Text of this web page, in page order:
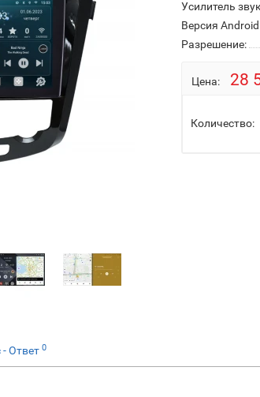
Усилитель
Версия
Разрешение:
Цена: 28
Количество:
- Ответ 0